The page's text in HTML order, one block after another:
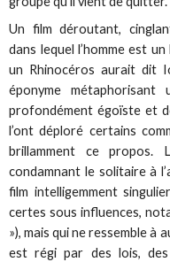
Un film déroutant,
dans lequel l’homme est
un Rhinocéros aurait dit
éponyme
profondément égoïste et
l’ont déploré certains
brillamment ce propos.
condamnant le solitaire à
film intelligemment
certes sous influences,
»), mais qui ne ressemble à
est régi par des lois,